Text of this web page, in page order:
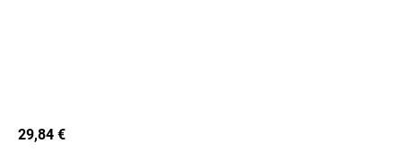
29,84 €